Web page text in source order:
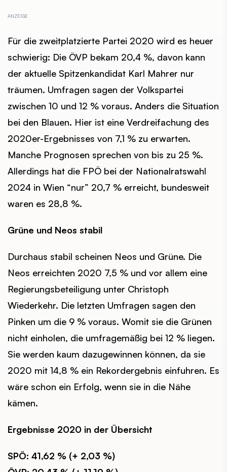
Für die zweitplatzierte Partei 2020 wird es heuer
schwierig: Die ÖVP bekam 20,4 %, davon kann
der aktuelle Spitzenkandidat Karl Mahrer nur
träumen. Umfragen sagen der Volkspartei
zwischen 10 und 12 % voraus. Anders die Situation
bei den Blauen. Hier ist eine Verdreifachung des
2020er-Ergebnisses von 7,1 % zu erwarten.
Manche Prognosen sprechen von bis zu 25 %.
Allerdings hat die FPÖ bei der Nationalratswahl
2024 in Wien “nur” 20,7 % erreicht, bundesweit
waren es 28,8 %.
Grüne und Neos stabil
Durchaus stabil scheinen Neos und Grüne. Die
Neos erreichten 2020 7,5 % und vor allem eine
Regierungsbeteiligung unter Christoph
Wiederkehr. Die letzten Umfragen sagen den
Pinken um die 9 % voraus. Womit sie die Grünen
nicht einholen, die umfragemäßig bei 12 % liegen.
Sie werden kaum dazugewinnen können, da sie
2020 mit 14,8 % ein Rekordergebnis einfuhren. Es
wäre schon ein Erfolg, wenn sie in die Nähe
kämen.
Ergebnisse 2020 in der Übersicht
SPÖ: 41,62 % (+ 2,03 %)